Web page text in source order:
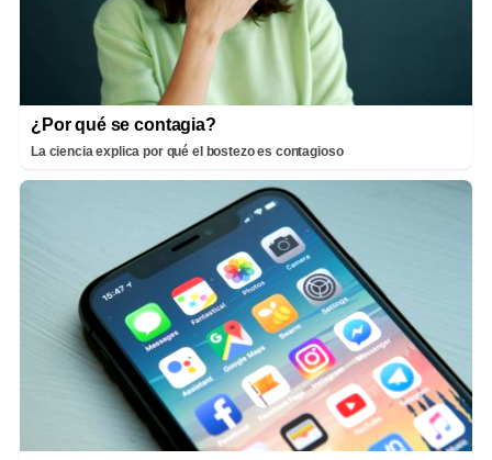
¿Por qué se contagia?
La ciencia explica por qué el bostezo es contagioso